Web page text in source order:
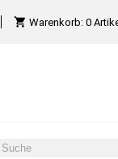
 Warenkorb: 0